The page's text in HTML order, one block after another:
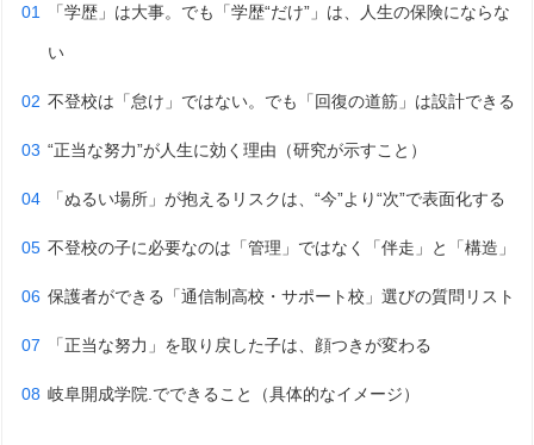
「学歴」は大事。でも「学歴“だけ”」は、人生の保険にならな
い
不登校は「怠け」ではない。でも「回復の道筋」は設計できる
“正当な努力”が人生に効く理由（研究が示すこと）
「ぬるい場所」が抱えるリスクは、“今”より“次”で表面化する
不登校の子に必要なのは「管理」ではなく「伴走」と「構造」
保護者ができる「通信制高校・サポート校」選びの質問リスト
「正当な努力」を取り戻した子は、顔つきが変わる
岐阜開成学院.でできること（具体的なイメージ）